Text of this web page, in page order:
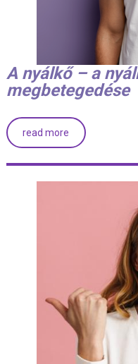
A nyálkő – a
megbetegedése
read more